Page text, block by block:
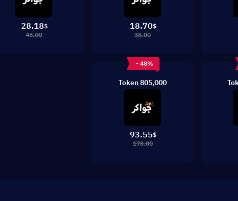
$
18.70
38.00
$
28.18
48.00
- 48%
805,000 Token
$
93.55
178.00